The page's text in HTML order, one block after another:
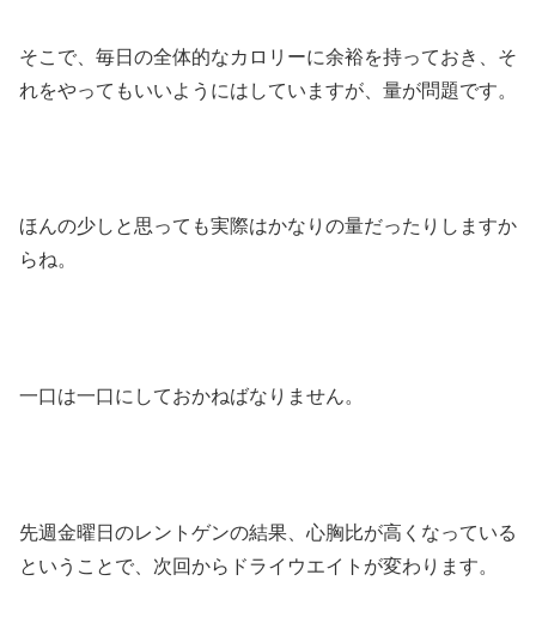
そこで、毎日の全体的なカロリーに余裕を持っておき、そ
れをやってもいいようにはしていますが、量が問題です。
ほんの少しと思っても実際はかなりの量だったりしますか
らね。
一口は一口にしておかねばなりません。
先週金曜日のレントゲンの結果、心胸比が高くなっている
ということで、次回からドライウエイトが変わります。